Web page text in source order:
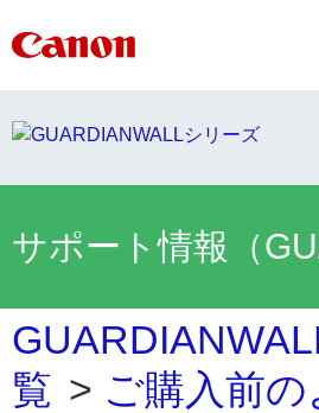
サポート情報（
覧 > ご購入前